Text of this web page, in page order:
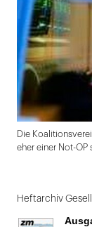
Die
eher einer Not-OP
1
von
Heftarchiv